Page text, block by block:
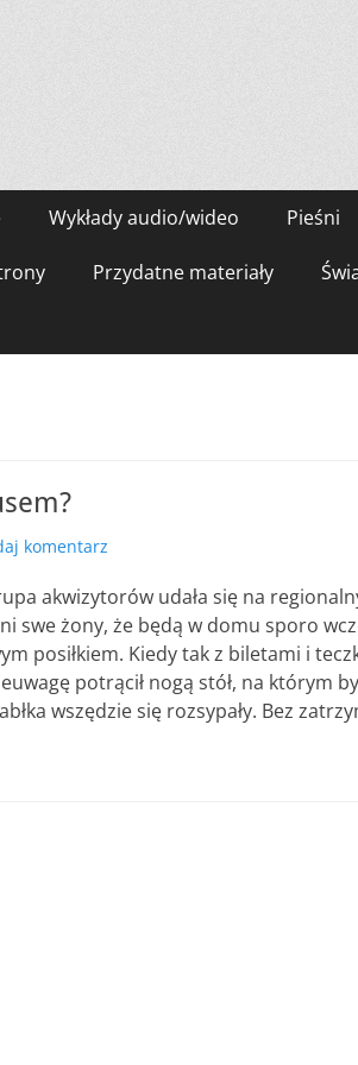
Wykłady audio/wideo Pieśni
Przydatne materiały
komentarz
akwizytorów udała się na
swe żony, że będą w domu sporo
posiłkiem. Kiedy tak z biletami i
potrącił nogą stół, na którym
wszędzie się rozsypały. Bez